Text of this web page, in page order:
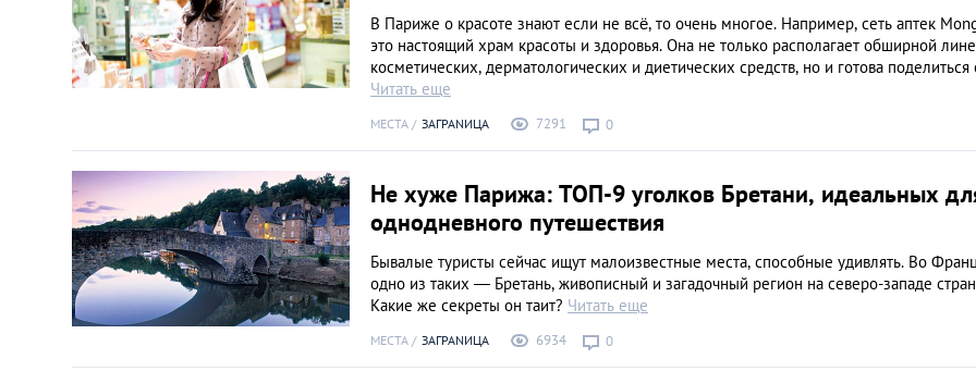
В Париже о красоте знают если не всё, то очень многое. Например, сеть аптек
это настоящий храм красоты и здоровья. Она не только располагает обширной
косметических, дерматологических и диетических средств, но и готова поделиться
Читать еще
МЕСТА ЗАГРАNИЦА 7291 0
Не хуже Парижа: ТОП-9 уголков Бретани, идеальных
однодневного путешествия
Бывалые туристы сейчас ищут малоизвестные места, способные удивлять. Во
одно из таких — Бретань, живописный и загадочный регион на северо-западе
Какие же секреты он таит? Читать еще
МЕСТА ЗАГРАNИЦА 6934 0